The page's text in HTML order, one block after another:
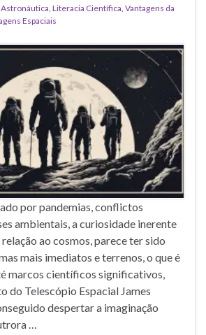
Astronáutica, Literacia Científica, Vantagens da
Espaciais
por pandemias, conflictos
ambientais, a curiosidade inerente
ao cosmos, parece ter sido
mais imediatos e terrenos, o que é
marcos científicos significativos,
do Telescópio Espacial James
despertar a imaginação
…